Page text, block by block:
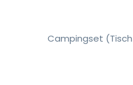
Campingset (Tisch